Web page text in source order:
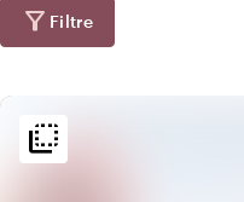
probablement déjà si
un mariage avec un
adaptés ?
facilement sur Top
filter_alt Filtre
flip_to_back
flip_to_back